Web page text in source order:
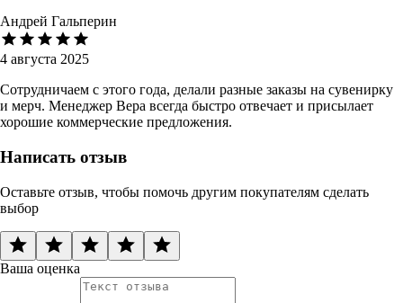
Андрей Гальперин
4 августа 2025
Сотрудничаем с этого года, делали разные заказы на сувенирку
и мерч. Менеджер Вера всегда быстро отвечает и присылает
хорошие коммерческие предложения.
Написать отзыв
Оставьте отзыв, чтобы помочь другим покупателям сделать
выбор
Ваша оценка